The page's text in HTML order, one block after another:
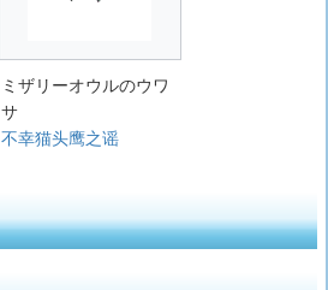
ミザリーオウルのウワ
サ
不幸猫头鹰之谣